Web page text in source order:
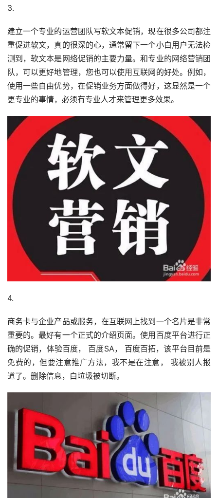
3.
建立一个专业的运营团队写软文本促销，现在很多公司都注
重促进软文，真的很深的心，通常留下一个小白用户无法检
测到，软文本是网络促销的主要力量。和专业的网络营销团
队，可以更好地管理，您也可以使用互联网的好处。例如，
使用一些自由优势，在促销业务方面做得好，这显然是一个
更专业的事情，必须有专业人才来管理更多效果。
4.
商务卡与企业产品或服务，在互联网上找到一个名片是非常
重要的。最好有一个正式的介绍页面。使用百度平台进行正
确的促销，体验百度， 百度SA， 百度百拓，该平台目前是
免费的，但要注意推广方法，我不是在注意， 我被别人报
道了。删除信息，白垃圾被切断。